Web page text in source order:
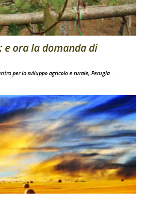
e ora la domanda di
per lo sviluppo agricolo e rurale, Perugia. -